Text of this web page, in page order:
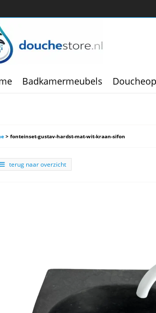
Badkamermeubels
> fonteinset-gustav-hardst-mat-wit-kraan-sifon
terug naar overzicht